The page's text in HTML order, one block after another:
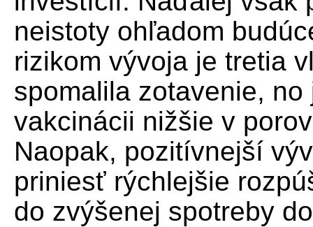
neistoty ohľadom
rizikom vývoja je tretia
spomalila zotavenie,
vakcinácii nižšie v
Naopak, pozitívnejší
priniesť rýchlejšie
do zvýšenej spotreby